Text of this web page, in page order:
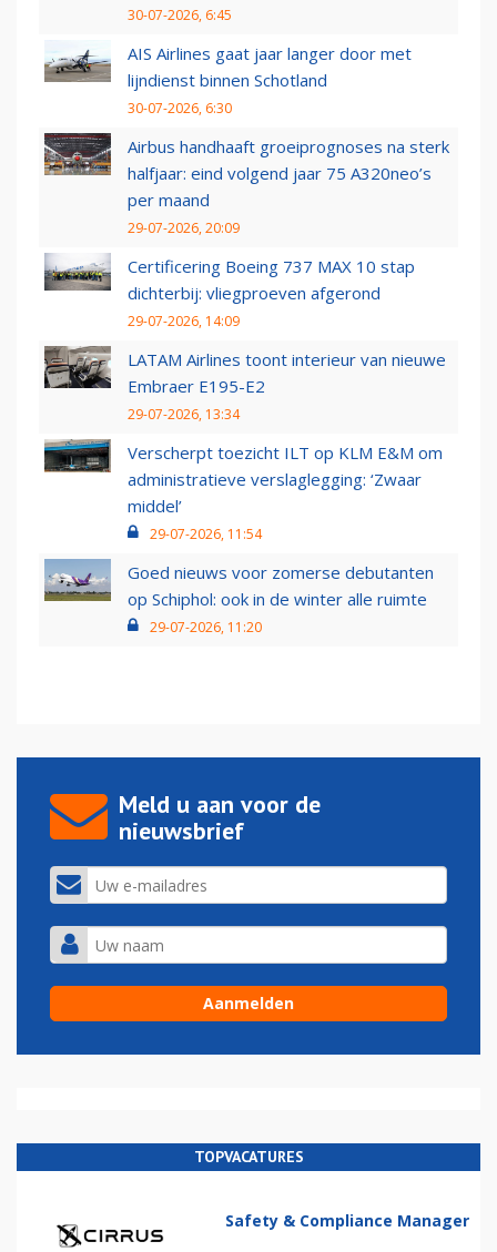
30-07-2026, 6:45
AIS Airlines gaat jaar langer door met
lijndienst binnen Schotland
30-07-2026, 6:30
Airbus handhaaft groeiprognoses na sterk
halfjaar: eind volgend jaar 75 A320neo’s
per maand
29-07-2026, 20:09
Certificering Boeing 737 MAX 10 stap
dichterbij: vliegproeven afgerond
29-07-2026, 14:09
LATAM Airlines toont interieur van nieuwe
Embraer E195-E2
29-07-2026, 13:34
Verscherpt toezicht ILT op KLM E&M om
administratieve verslaglegging: ‘Zwaar
middel’
29-07-2026, 11:54
Goed nieuws voor zomerse debutanten
op Schiphol: ook in de winter alle ruimte
29-07-2026, 11:20
Meld u aan voor de
nieuwsbrief
TOPVACATURES
Safety & Compliance Manager